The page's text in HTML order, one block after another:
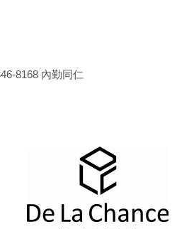
8168 內勤同仁